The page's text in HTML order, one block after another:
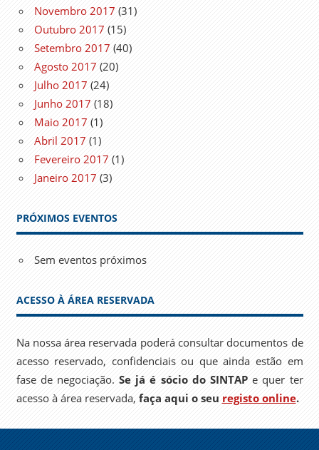
Novembro 2017 (31)
Outubro 2017 (15)
Setembro 2017 (40)
Agosto 2017 (20)
Julho 2017 (24)
Junho 2017 (18)
Maio 2017 (1)
Abril 2017 (1)
Fevereiro 2017 (1)
Janeiro 2017 (3)
PRÓXIMOS EVENTOS
Sem eventos próximos
ACESSO À ÁREA RESERVADA
Na nossa área reservada poderá consultar documentos de
acesso reservado, confidenciais ou que ainda estão em
fase de negociação.Se já é sócio do SINTAPe quer ter
acesso à área reservada, faça aqui o seu registo online.